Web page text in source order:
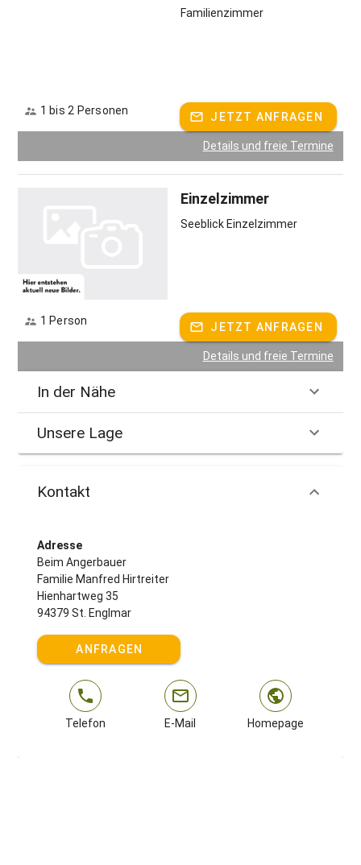
Familienzimmer
1 bis 2 Personen JETZT ANFRAGEN
Details und freie Termine
Einzelzimmer
Seeblick Einzelzimmer
1 Person JETZT ANFRAGEN
Details und freie Termine
In der Nähe
Unsere Lage
Kontakt
Adresse
Beim Angerbauer
Familie Manfred Hirtreiter
Hienhartweg 35
94379 St. Englmar
ANFRAGEN
Telefon E-Mail Homepage